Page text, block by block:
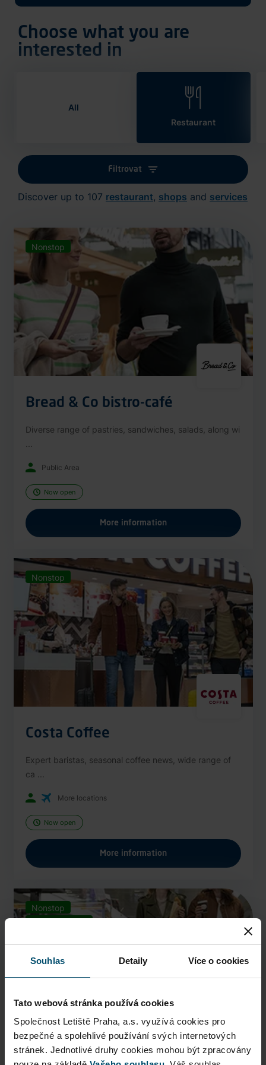
Souhlas Detaily Více o cookies
Tato webová stránka používá cookies
Společnost Letiště Praha, a.s. využívá cookies pro
bezpečné a spolehlivé používání svých internetových
stránek. Jednotlivé druhy cookies mohou být zpracovány
Choose what you are
interested in
All
Restaurant
Filtrovat
Discover up to 107 restaurant, shops and services
Nonstop
Bread & Co bistro-café
Diverse range of pastries, sandwiches, salads, along wi
Public Area
Now open
More information
Nonstop
Costa Coffee
Expert baristas, seasonal coffee news, wide range of
ca ...
More locations
Now open
More information
Nonstop